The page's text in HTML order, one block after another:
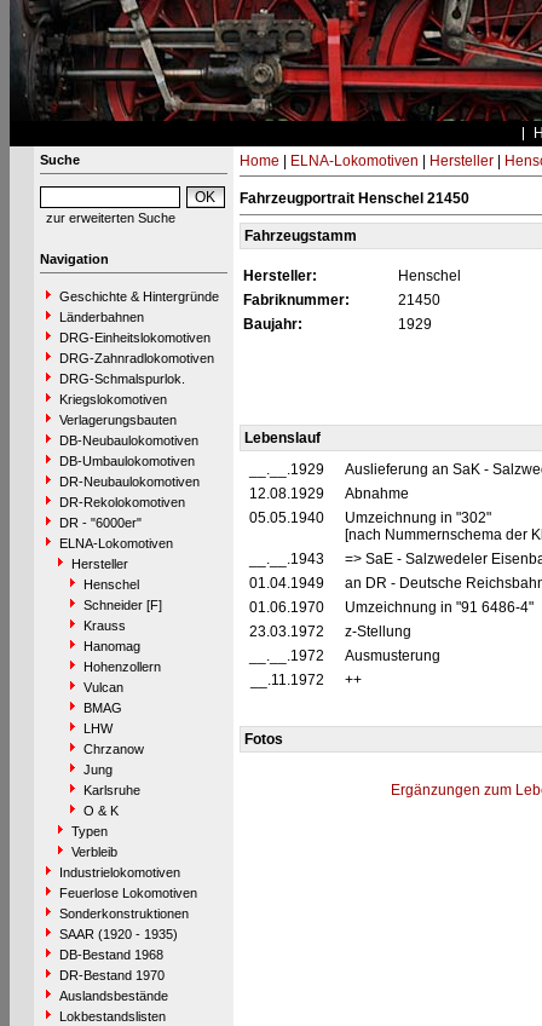
Suche
zur erweiterten Suche
Navigation
Geschichte & Hintergründe
Länderbahnen
DRG-Einheitslokomotiven
DRG-Zahnradlokomotiven
DRG-Schmalspurlok.
Kriegslokomotiven
Verlagerungsbauten
DB-Neubaulokomotiven
DB-Umbaulokomotiven
DR-Neubaulokomotiven
DR-Rekolokomotiven
DR - "6000er"
ELNA-Lokomotiven
Hersteller
Henschel
Schneider [F]
Krauss
Hanomag
Hohenzollern
Vulcan
BMAG
LHW
Chrzanow
Jung
Karlsruhe
O & K
Typen
Verbleib
Industrielokomotiven
Feuerlose Lokomotiven
Sonderkonstruktionen
SAAR (1920 - 1935)
DB-Bestand 1968
DR-Bestand 1970
Auslandsbestände
Lokbestandslisten
Home ELNA-Lokomotiven Hersteller|
Fahrzeugportrait Henschel 21450
Fahrzeugstamm
Hersteller:
Henschel
Fabriknummer:
21450
Baujahr:
1929
Lebenslauf
__.__.1929
Auslieferung an SaK -
12.08.1929
Abnahme
05.05.1940
Umzeichnung in "302"
[nach Nummernschema der
__.__.1943
=> SaE - Salzwedeler
01.04.1949
an DR - Deutsche
01.06.1970
Umzeichnung in "91 6486-4"
23.03.1972
z-Stellung
__.__.1972
Ausmusterung
__.11.1972
++
Fotos
Ergänzungen zum